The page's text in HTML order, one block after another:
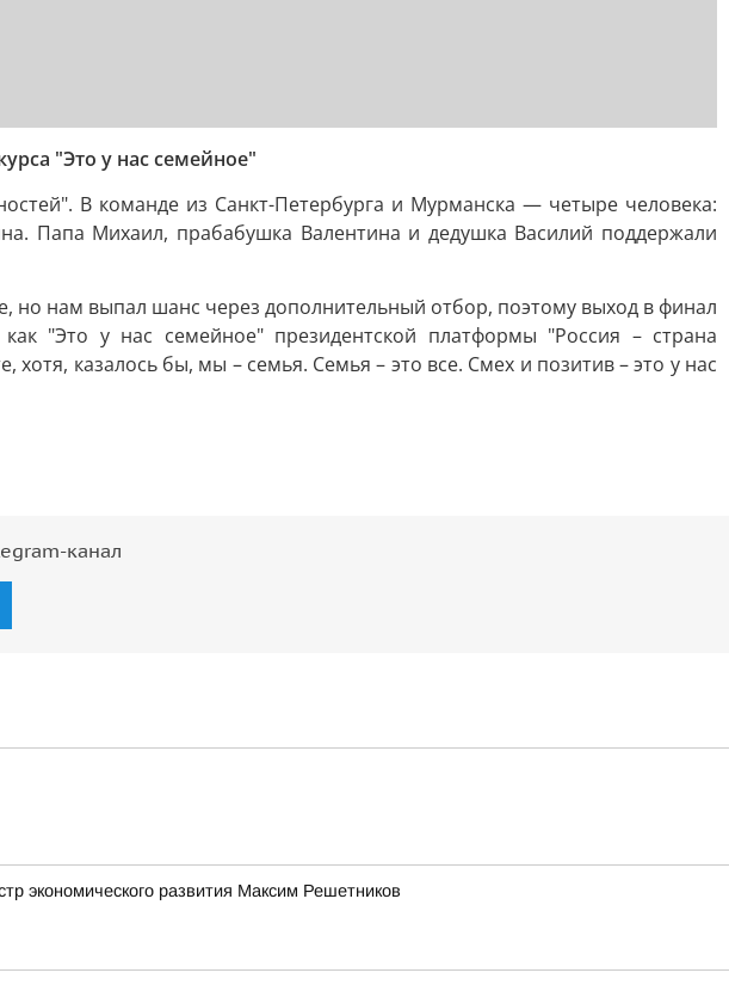
"Это у нас семейное"
В команде из Санкт-Петербурга и Мурманска — четыре человека:
Папа Михаил, прабабушка Валентина и дедушка Василий поддержали
нам выпал шанс через дополнительный отбор, поэтому выход в финал
"Это у нас семейное" президентской платформы "Россия – страна
казалось бы, мы – семья. Семья – это все. Смех и позитив – это у нас
канал
экономического развития Максим Решетников